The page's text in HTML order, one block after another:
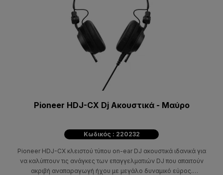
Pioneer HDJ-CX Dj Aκουστικά - Μαύρο
Κωδικός : 220232
Pioneer HDJ-CX κλειστού τύπου on-ear DJ ακουστικά ιδανικά για
να καλύπτουν τις ανάγκες των επαγγελματιών DJ που απαιτούν
ακριβή αναπαραγωγή ήχου με μεγάλο δυναμικό εύρος.